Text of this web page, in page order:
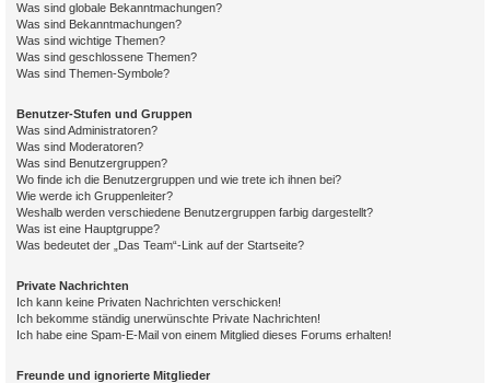
Was sind globale Bekanntmachungen?
Was sind Bekanntmachungen?
Was sind wichtige Themen?
Was sind geschlossene Themen?
Was sind Themen-Symbole?
Benutzer-Stufen und Gruppen
Was sind Administratoren?
Was sind Moderatoren?
Was sind Benutzergruppen?
Wo finde ich die Benutzergruppen und wie trete ich ihnen bei?
Wie werde ich Gruppenleiter?
Weshalb werden verschiedene Benutzergruppen farbig dargestellt?
Was ist eine Hauptgruppe?
Was bedeutet der „Das Team“-Link auf der Startseite?
Private Nachrichten
Ich kann keine Privaten Nachrichten verschicken!
Ich bekomme ständig unerwünschte Private Nachrichten!
Ich habe eine Spam-E-Mail von einem Mitglied dieses Forums erhalten!
Freunde und ignorierte Mitglieder